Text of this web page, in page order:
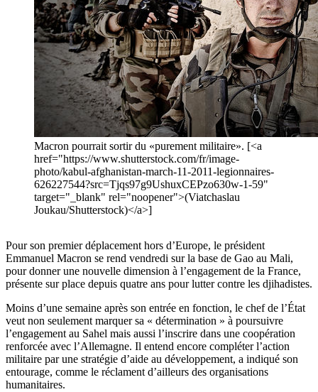
Macron pourrait sortir du «purement militaire». [<a
href="https://www.shutterstock.com/fr/image-
photo/kabul-afghanistan-march-11-2011-legionnaires-
626227544?src=Tjqs97g9UshuxCEPzo630w-1-59"
target="_blank" rel="noopener">(Viatchaslau
Joukau/Shutterstock)</a>]
Pour son premier déplacement hors d’Europe, le président
Emmanuel Macron se rend vendredi sur la base de Gao au Mali,
pour donner une nouvelle dimension à l’engagement de la France,
présente sur place depuis quatre ans pour lutter contre les djihadistes.
Moins d’une semaine après son entrée en fonction, le chef de l’État
veut non seulement marquer sa « détermination » à poursuivre
l’engagement au Sahel mais aussi l’inscrire dans une coopération
renforcée avec l’Allemagne. Il entend encore compléter l’action
militaire par une stratégie d’aide au développement, a indiqué son
entourage, comme le réclament d’ailleurs des organisations
humanitaires.